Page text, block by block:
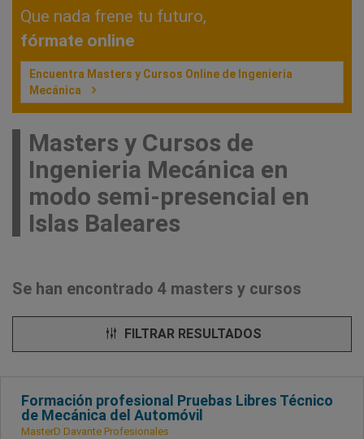
Que nada frene tu futuro,
fórmate online
Encuentra Masters y Cursos Online de Ingenieria
Mecánica
Masters y Cursos de
Ingenieria Mecánica en
modo semi-presencial en
Islas Baleares
Se han encontrado 4 masters y cursos
FILTRAR RESULTADOS
Formación profesional Pruebas Libres Técnico
de Mecánica del Automóvil
MasterD Davante Profesionales